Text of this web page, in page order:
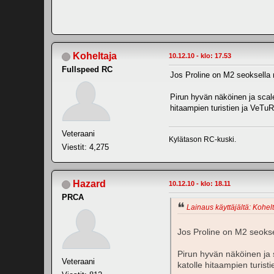
Koheltaja
Fullspeed RC
Veteraani
Viestit: 4,275
10.12.10 - klo: 17.53
Jos Proline on M2 seoksella
Pirun hyvän näköinen ja
hitaampien turistien ja
Kylätason RC-kuski.
Hazard
PRCA
Veteraani
10.12.10 - klo: 18.11
Lainaus käyttäjältä:
Jos Proline on M2
Pirun hyvän näköinen
katolle hitaampien